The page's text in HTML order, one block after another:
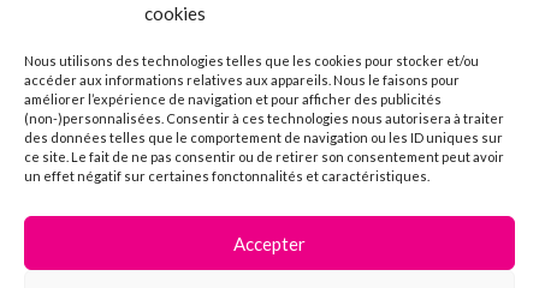
cookies
Nous utilisons des technologies telles que les cookies pour stocker et/ou
accéder aux informations relatives aux appareils. Nous le faisons pour
améliorer l’expérience de navigation et pour afficher des publicités
(non-)personnalisées. Consentir à ces technologies nous autorisera à traiter
des données telles que le comportement de navigation ou les ID uniques sur
ce site. Le fait de ne pas consentir ou de retirer son consentement peut avoir
un effet négatif sur certaines fonctonnalités et caractéristiques.
Accepter